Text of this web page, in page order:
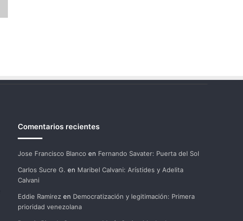
Comentarios recientes
Jose Francisco Blanco en Fernando Savater: Puerta del Sol
Carlos Sucre G. en Maribel Calvani: Arístides y Adelita
Calvani
Eddie Ramirezen Democratización y legitimación: Primera
prioridad venezolana